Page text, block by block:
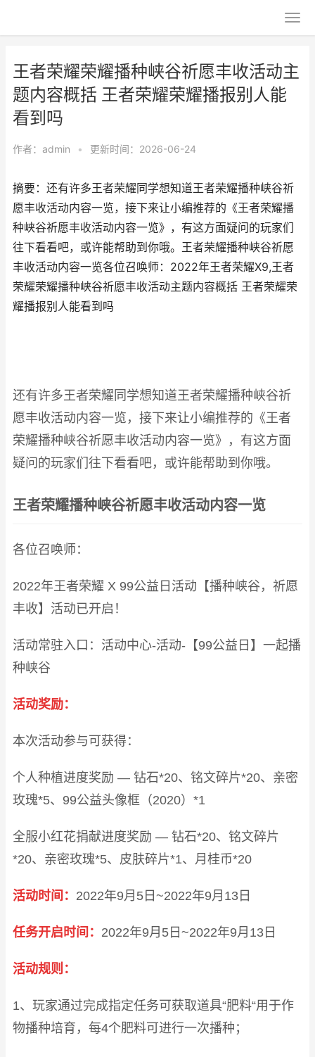
王者荣耀荣耀播种峡谷祈愿丰收活动主
题内容概括 王者荣耀荣耀播报别人能
看到吗
作者： admin • 更新时间：2026-06-24
摘要：还有许多王者荣耀同学想知道王者荣耀播种峡谷祈
愿丰收活动内容一览，接下来让小编推荐的《王者荣耀播
种峡谷祈愿丰收活动内容一览》，有这方面疑问的玩家们
往下看看吧，或许能帮助到你哦。王者荣耀播种峡谷祈愿
丰收活动内容一览各位召唤师：2022年王者荣耀X9,王者
荣耀荣耀播种峡谷祈愿丰收活动主题内容概括 王者荣耀荣
耀播报别人能看到吗
还有许多王者荣耀同学想知道王者荣耀播种峡谷祈
愿丰收活动内容一览，接下来让小编推荐的《王者
荣耀播种峡谷祈愿丰收活动内容一览》，有这方面
疑问的玩家们往下看看吧，或许能帮助到你哦。
王者荣耀播种峡谷祈愿丰收活动内容一览
各位召唤师：
2022年王者荣耀 X 99公益日活动【播种峡谷，祈愿
丰收】活动已开启！
活动常驻入口：活动中心-活动-【99公益日】一起播
种峡谷
活动奖励：
本次活动参与可获得：
个人种植进度奖励 — 钻石*20、铭文碎片*20、亲密
玫瑰*5、99公益头像框（2020）*1
全服小红花捐献进度奖励 — 钻石*20、铭文碎片
*20、亲密玫瑰*5、皮肤碎片*1、月桂币*20
活动时间： 2022年9月5日~2022年9月13日
任务开启时间： 2022年9月5日~2022年9月13日
活动规则：
1、玩家通过完成指定任务可获取道具“肥料“用于作
物播种培育，每4个肥料可进行一次播种；